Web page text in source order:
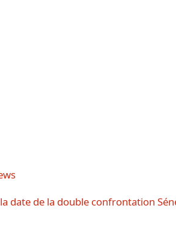
date de la double confrontation